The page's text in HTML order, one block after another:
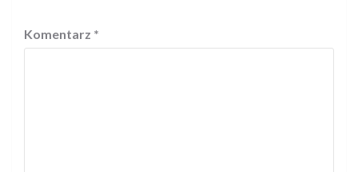
Komentarz *